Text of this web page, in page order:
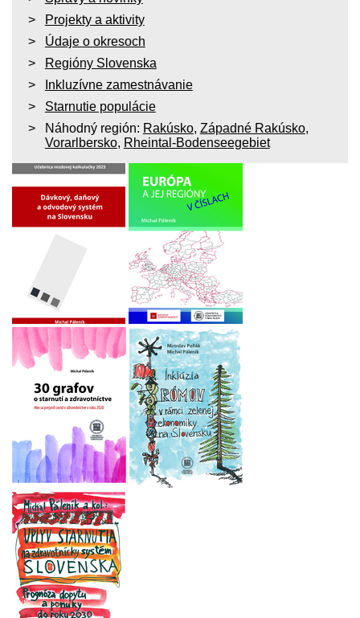
Projekty a aktivity
Údaje o okresoch
Regióny Slovenska
Inkluzívne zamestnávanie
Starnutie populácie
Náhodný región: Rakúsko, Západné Rakúsko,
Vorarlbersko, Rheintal-Bodenseegebiet